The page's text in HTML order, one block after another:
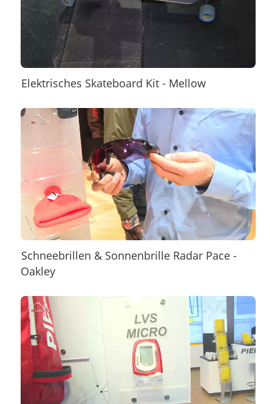
Elektrisches Skateboard Kit - Mellow
Schneebrillen & Sonnenbrille Radar Pace -
Oakley